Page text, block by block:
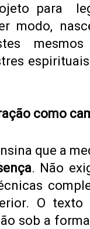
para
modo,
mesmos
como
que a
. Não
O
sob a